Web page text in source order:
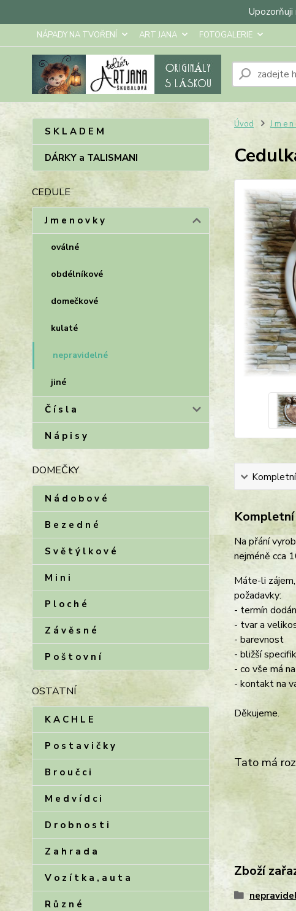
Upozorňuji
NÁPADY NA TVOŘENÍ ART JANA FOTOGALERIE
S K L A D E M
DÁRKY a TALISMANI
CEDULE
J m e n o v k y
oválné
obdélníkové
domečkové
kulaté
nepravidelné
jiné
Č í s l a
N á p i s y
DOMEČKY
N á d o b o v é
B e z e d n é
S v ě t ý l k o v é
M i n i
P l o c h é
Z á v ě s n é
P o š t o v n í
OSTATNÍ
K A C H L E
P o s t a v i č k y
B r o u č c i
M e d v í d c i
D r o b n o s t i
Z a h r a d a
V o z í t k a , a u t a
R ů z n é
Úvod J m e
Na přání
nejméně cca
Máte-li
požadavky:
- termín
- tvar a
- barevnost
- bližší
- co vše má
- kontakt na
Děkujeme.
Tato má
Zboží